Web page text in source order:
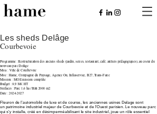
Les sheds Delâge
Courbevoie
Programme : Restructuration des anciens sheds (jardin, serres, restaurant, café, ateliers pédagogiques), au coeur du
nouveau parc Delâge
Moa : Ville de Courbevoie
Moe : Hame, Compagnie du Paysage, Agence On, Infraservice, B27, Trans-Faire
Mission : MOE mission complète
Budget : 8,9 M€ HT
Surfaces : Parc 1,6 ha / Bâti 2000 m2
Date : 2024-2027
Fleuron de l’automobile de luxe et de course, les anciennes usines Delage sont
un patrimoine industriel majeur de Courbevoie et de l’Ouest parisien. Le nouveau parc
qui s’y installe, créé en désimperméabilisant le site industriel, joue un rôle essentiel